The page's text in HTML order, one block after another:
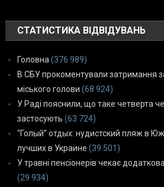
СТАТИСТИКА ВІДВІДУВАНЬ
Головна(376 989)
В СБУ прокоментували затримання
міського голови (68 924)
У Раді пояснили, що таке четверта
застосують (63 724)
“Голый” отдых: нудистский пляж в
лучших в Украине (39 501)
У травні пенсіонерів чекає
(29 934)